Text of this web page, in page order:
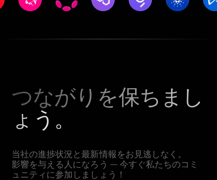
つながりを保ちまし
ょう。
当社の進捗状況と最新情報をお見逃しなく。
影響を与える人になろう — 今すぐ私たちのコミ
ュニティに参加しましょう！